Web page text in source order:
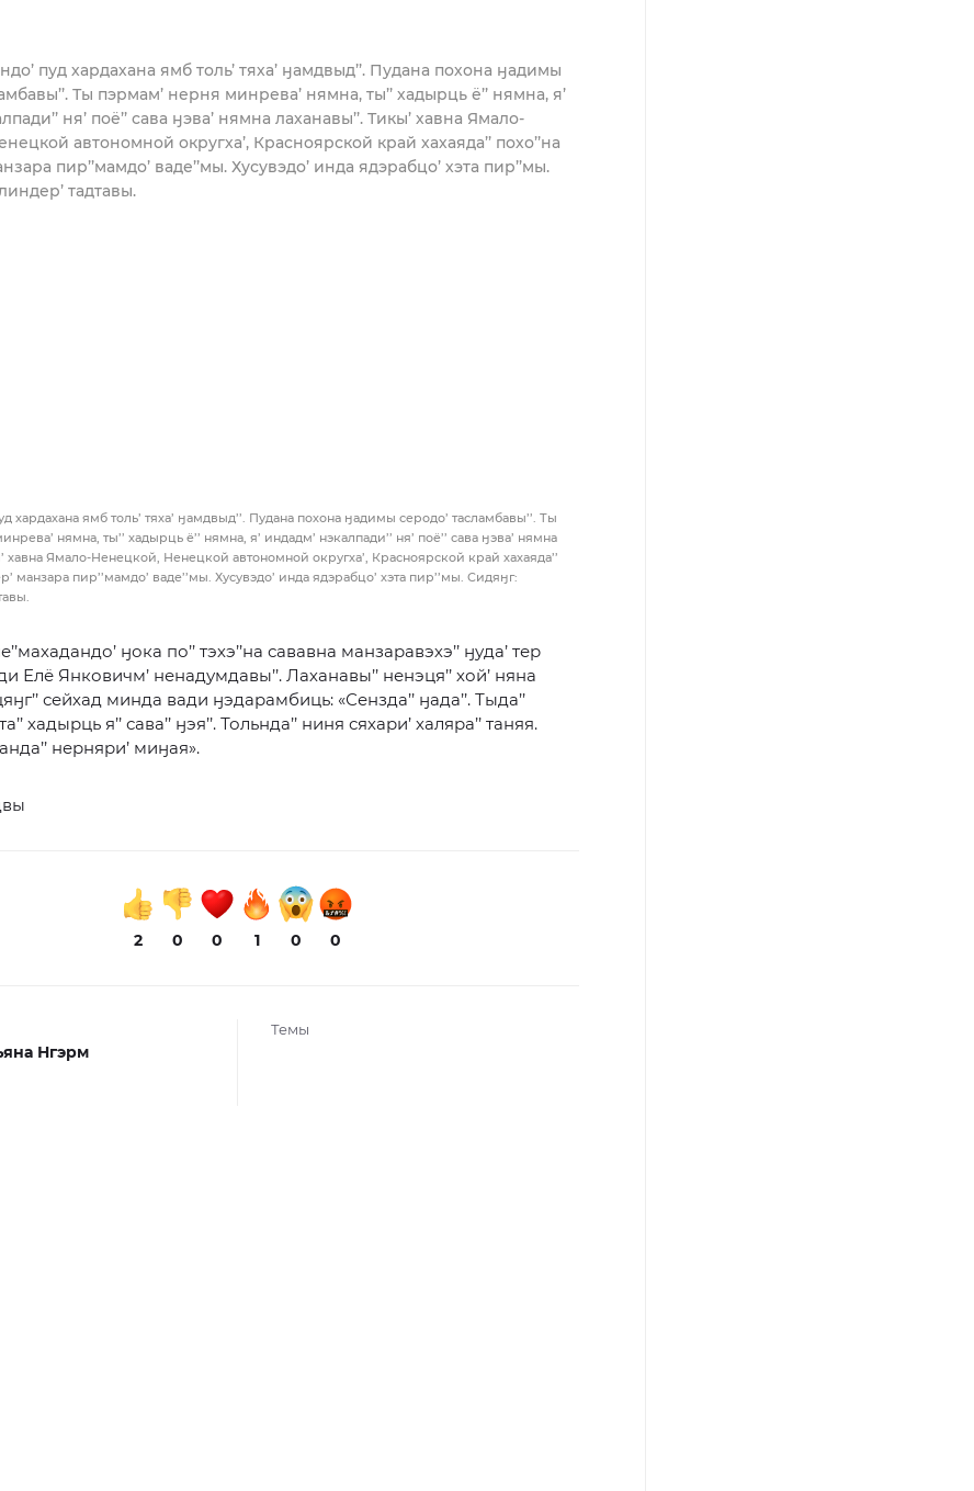
хардахана ямб толь’ тяха’ ӈамдвыд’’. Пудана похона ӈадимы серодо’ тасламбавы’’. Ты
нямна, ты’’ хадырць ё’’ нямна, я’ индадм’ нэкалпади’’ ня’ поё’’ сава ӈэва’ нямна
хавна Ямало-Ненецкой, Ненецкой автономной округха’, Красноярской край хахаяда’’
манзара пир’’мамдо’ ваде’’мы. Хусувэдо’ инда ядэрабцо’ хэта пир’’мы. Сидяӈг:
ӈока по’’ тэхэ’’на сававна манзаравэхэ’’ ӈуда’ тер
Елё Янковичм’ ненадумдавы’’. Лаханавы’’ ненэця’’ хой’ няна
сейхад минда вади ӈэдарамбиць: «Сензда’’ ӈада’’. Тыда’’
хадырць я’’ сава’’ ӈэя’’. Тольнда’’ ниня сяхари’ халяра’’ таняя.
нерняри’ миӈая».
2 0 0 1 0 0
Нгэрм
Темы